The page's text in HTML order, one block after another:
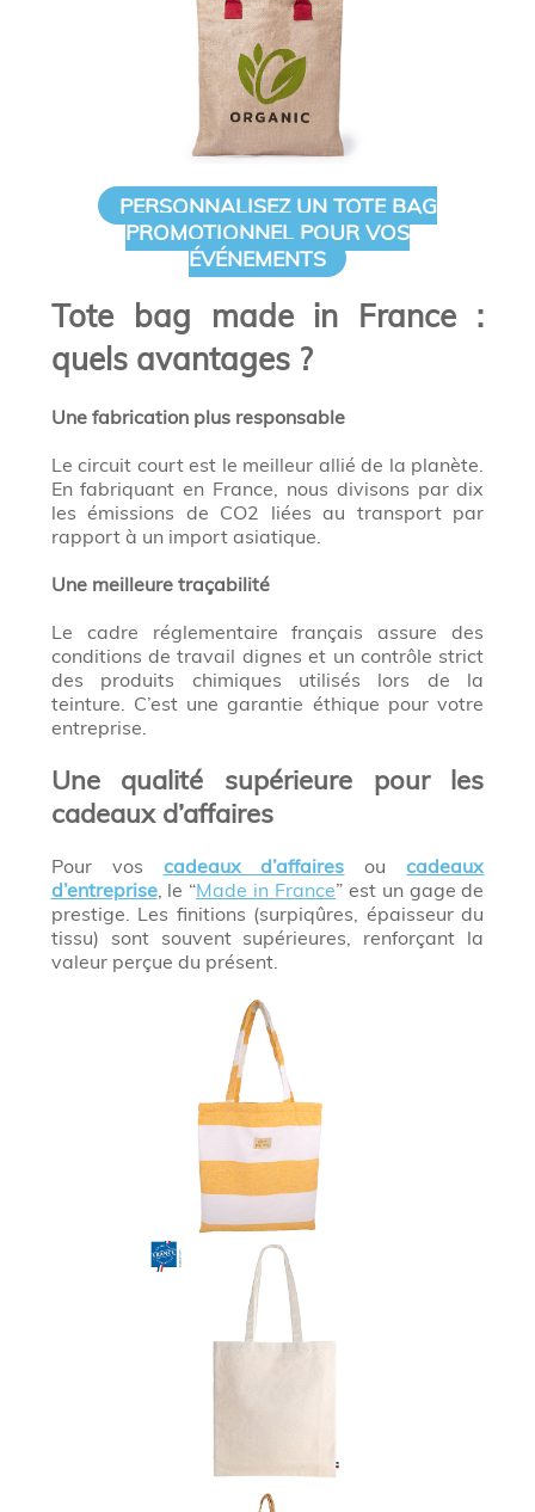
PERSONNALISEZ UN TOTE BAG
PROMOTIONNEL POUR VOS
ÉVÉNEMENTS
Tote bag made in France :
quels avantages ?
Une fabrication plus responsable
Le circuit court est le meilleur allié de la planète.
En fabriquant en France, nous divisons par dix
les émissions de CO2 liées au transport par
rapport à un import asiatique.
Une meilleure traçabilité
Le cadre réglementaire français assure des
conditions de travail dignes et un contrôle strict
des produits chimiques utilisés lors de la
teinture. C’est une garantie éthique pour votre
entreprise.
Une qualité supérieure pour les
cadeaux d’affaires
Pour vos cadeaux d’affaires oucadeaux
d’entreprise, le “Made in France” est un gage de
prestige. Les finitions (surpiqûres, épaisseur du
tissu) sont souvent supérieures, renforçant la
valeur perçue du présent.